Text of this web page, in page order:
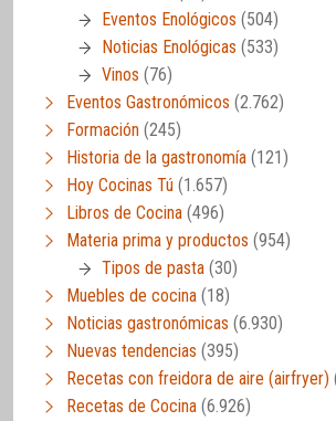
Eventos Enológicos (504)
Noticias Enológicas (533)
Vinos (76)
Eventos Gastronómicos (2.762)
Formación (245)
Historia de la gastronomía (121)
Hoy Cocinas Tú (1.657)
Libros de Cocina (496)
Materia prima y productos (954)
Tipos de pasta (30)
Muebles de cocina (18)
Noticias gastronómicas (6.930)
Nuevas tendencias (395)
Recetas con freidora de aire (airfryer)
Recetas de Cocina (6.926)